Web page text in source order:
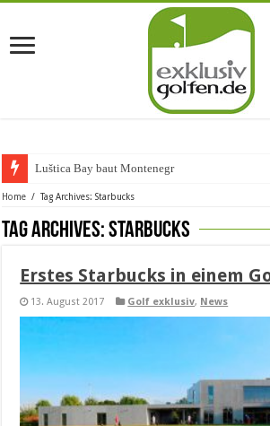
Luštica Bay baut Montenegros er
Home / Tag Archives: Starbucks
Tag Archives:Starbucks
Erstes Starbucks in einem
13. August 2017 Golf exklusiv, News